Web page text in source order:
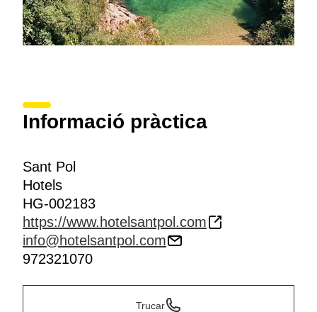
Informació pràctica
Sant Pol
Hotels
HG-002183
https://www.hotelsantpol.com
info@hotelsantpol.com
972321070
Trucar